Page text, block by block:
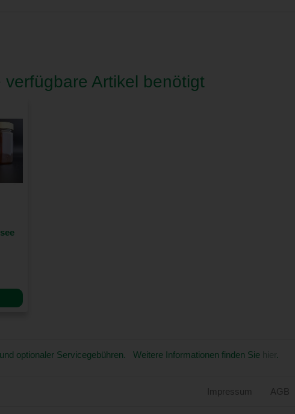
Artikel benötigt
optionaler Servicegebühren. Weitere Informationen finden Sie hier.
Impressum AGB